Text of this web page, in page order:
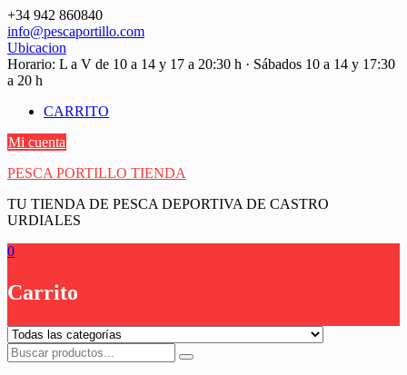
Saltar
contenido
+34 942 860840
info@pescaportillo.com
Ubicacion
Horario: L a V de 10 a 14 y 17 a 20:30 h · Sábados 10 a 14 y 17:30
a 20 h
CARRITO
Mi cuenta
PESCA PORTILLO TIENDA
TU TIENDA DE PESCA DEPORTIVA DE CASTRO
URDIALES
0
Carrito